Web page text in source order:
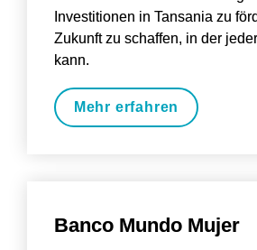
Investitionen in Tansania zu
Zukunft zu schaffen, in der
kann.
Mehr erfahren
Banco Mundo Mujer